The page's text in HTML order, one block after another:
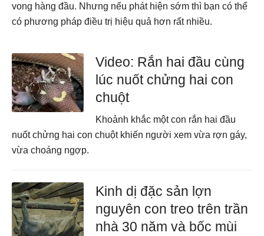
vong hàng đầu. Nhưng nếu phát hiện sớm thì bạn có thể
có phương pháp điều trị hiệu quả hơn rất nhiều.
Video: Rắn hai đầu cùng
lúc nuốt chửng hai con
chuột
Khoảnh khắc một con rắn hai đầu
nuốt chửng hai con chuột khiến người xem vừa rợn gáy,
vừa choáng ngợp.
Kinh dị đặc sản lợn
nguyên con treo trên trần
nhà 30 năm và bốc mùi